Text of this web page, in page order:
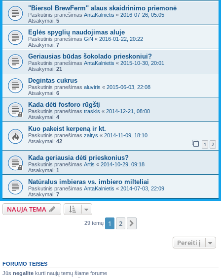
"Biersol BrewFerm" alaus skaidrinimo priemonė
Paskutinis pranešimas AntaKalnietis « 2016-07-26, 05:05
Atsakymai: 5
Eglės spyglių naudojimas aluje
Paskutinis pranešimas GiN « 2016-01-22, 20:22
Atsakymai: 7
Geriausias būdas šokolado prieskoniui?
Paskutinis pranešimas AntaKalnietis « 2015-10-30, 20:01
Atsakymai: 21
Degintas cukrus
Paskutinis pranešimas aluviris « 2015-06-03, 22:08
Atsakymai: 6
Kada dėti fosforo rūgštį
Paskutinis pranešimas traskis « 2014-12-21, 08:00
Atsakymai: 4
Kuo pakeist kerpeną ir kt.
Paskutinis pranešimas zaltys « 2014-11-09, 18:10
Atsakymai: 42 1 2
Kada geriausia dėti prieskonius?
Paskutinis pranešimas Artis « 2014-10-29, 09:18
Atsakymai: 1
Natūralus imbieras vs. imbiero milteliai
Paskutinis pranešimas AntaKalnietis « 2014-07-03, 22:09
Atsakymai: 7
NAUJA TEMA
29 temų 1 2
Pereiti į
FORUMO TEISĖS
Jūs negalite kurti naujų temų šiame forume